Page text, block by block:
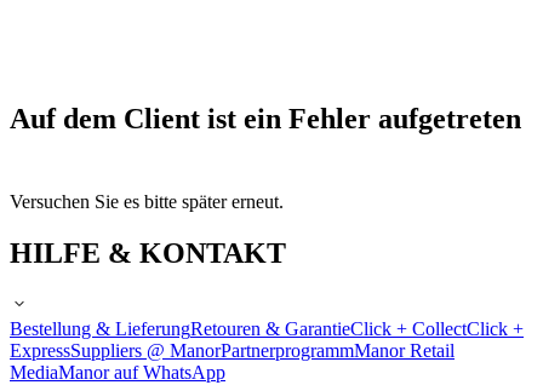
Auf dem Client ist ein Fehler aufgetreten
Versuchen Sie es bitte später erneut.
HILFE & KONTAKT
Bestellung & LieferungRetouren & GarantieClick + CollectClick +
ExpressSuppliers @ ManorPartnerprogrammManor Retail
MediaManor auf WhatsApp